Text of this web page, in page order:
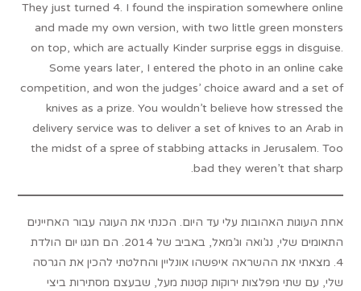
They just turned 4. I found the inspiration somewhere online
and made my own version, with two little green monsters
on top, which are actually Kinder surprise eggs in disguise.
Some years later, I entered the photo in an online cake
competition, and won the judges’ choice award and a set of
knives as a prize. You wouldn’t believe how stressed the
delivery service was to deliver a set of knives to an Arab in
the midst of a spree of stabbing attacks in Jerusalem. Too
bad they weren’t that sharp.
אחת העוגות האהובות עלי עד היום. הכנתי את העוגה עבור האחיינים
התאומים שלי, נג’ואה וג’מאל, באביב של 2014. הם חגגו יום הולדת
4. מצאתי את ההשראה איפשהו אונליין והחלטתי להכין את הגרסה
שלי, עם שתי מפלצות ירוקות קטנות מעל, שבעצם מסתירות ביצי